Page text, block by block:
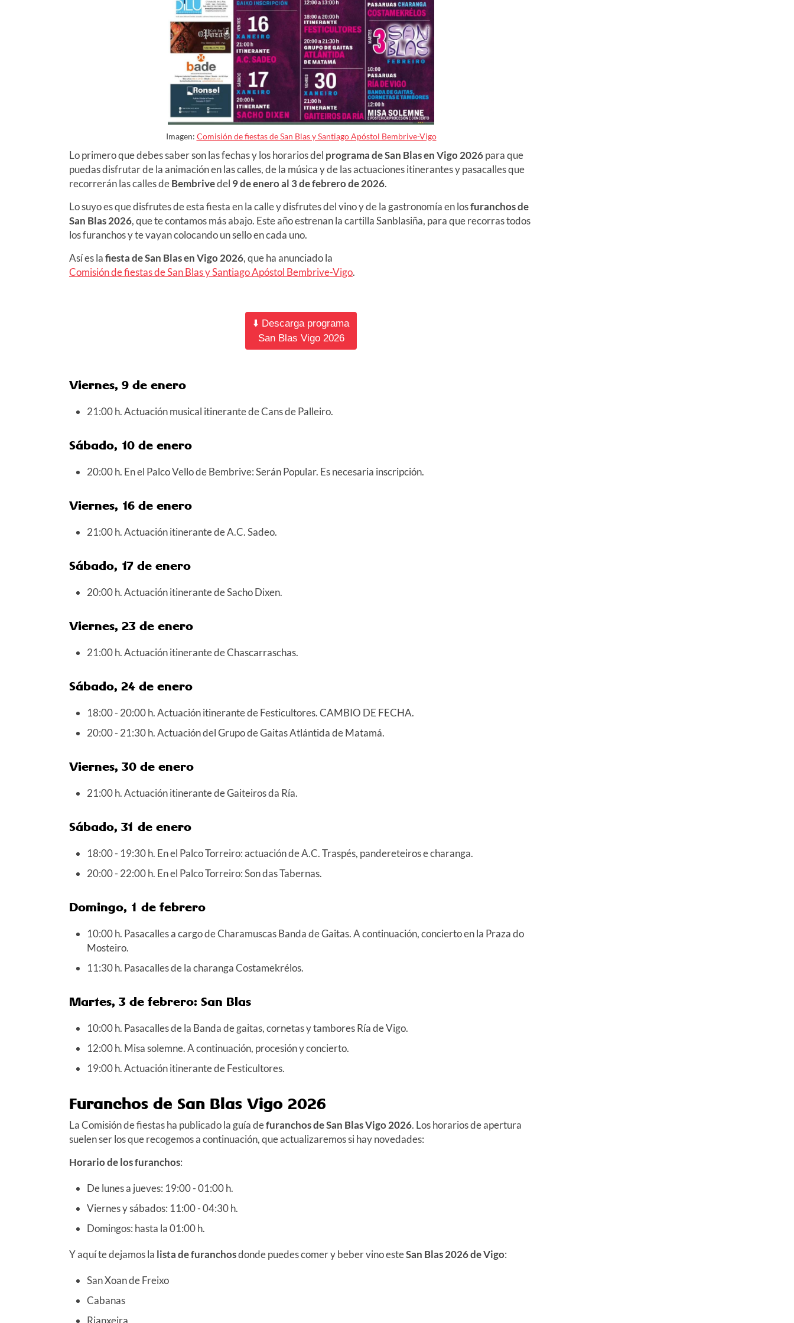
Imagen: Comisión de fiestas de San Blas y Santiago Apóstol Bembrive-Vigo
Lo primero que debes saber son las fechas y los horarios del programa de San Blas en Vigo 2026para que
puedas disfrutar de la animación en las calles, de la música y de las actuaciones itinerantes y pasacalles que
recorrerán las calles deBembrivedel 9 de enero al 3 de febrero de 2026.
Lo suyo es que disfrutes de esta fiesta en la calle y disfrutes del vino y de la gastronomía en losfuranchos de
San Blas2026, que te contamos más abajo. Este año estrenan la cartilla Sanblasiña, para que recorras todos
los furanchos y te vayan colocando un sello en cada uno.
Así es lafiesta de San Blas en Vigo 2026, que ha anunciado la
Comisión de fiestas de San Blas y Santiago Apóstol Bembrive-Vigo.
⬇️ Descarga programa
San Blas Vigo 2026
Viernes, 9 de enero
21:00 h. Actuación musical itinerante de Cans de Palleiro.
Sábado, 10 de enero
20:00 h. En el Palco Vello de Bembrive: Serán Popular. Es necesaria inscripción.
Viernes, 16 de enero
21:00 h. Actuación itinerante de A.C. Sadeo.
Sábado, 17 de enero
20:00 h. Actuación itinerante deSacho Dixen.
Viernes, 23 de enero
21:00 h. Actuación itinerante de Chascarraschas.
Sábado, 24 de enero
18:00 - 20:00 h. Actuación itinerante de Festicultores. CAMBIO DE FECHA.
20:00 - 21:30 h. Actuación del Grupo de Gaitas Atlántida de Matamá.
Viernes, 30 de enero
21:00 h. Actuación itinerante de Gaiteiros da Ría.
Sábado, 31 de enero
18:00 - 19:30 h. En el Palco Torreiro: actuación de A.C. Traspés, pandereteiros e charanga.
20:00 - 22:00 h. En el Palco Torreiro: Son das Tabernas.
Domingo, 1 de febrero
10:00 h. Pasacalles a cargo de Charamuscas Banda de Gaitas. A continuación, concierto en la Praza do
Mosteiro.
11:30 h. Pasacalles de la charanga Costamekrélos.
Martes, 3 de febrero: San Blas
10:00 h. Pasacalles de la Banda de gaitas, cornetas y tambores Ría de Vigo.
12:00 h. Misa solemne. A continuación, procesión y concierto.
19:00 h. Actuación itinerante de Festicultores.
Furanchos de San Blas Vigo 2026
La Comisión de fiestas ha publicado la guía defuranchos de San BlasVigo 2026. Los horarios de apertura
suelen ser los que recogemos a continuación, que actualizaremos si hay novedades:
Horario de los furanchos:
De lunes a jueves: 19:00 - 01:00 h.
Viernes y sábados: 11:00 - 04:30 h.
Domingos: hasta la 01:00 h.
Y aquí te dejamos la lista de furanchosdonde puedes comer y beber vino esteSan Blas2026de Vigo:
San Xoan de Freixo
Cabanas
Rianxeira